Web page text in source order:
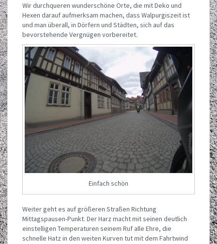
Wir durchqueren wunderschöne Orte, die mit Deko und
Hexen darauf aufmerksam machen, dass Walpurgiszeit ist
und man überall, in Dörfern und Städten, sich auf das
bevorstehende Vergnügen vorbereitet.
Einfach schön
Weiter geht es auf größeren Straßen Richtung
Mittagspausen-Punkt. Der Harz macht mit seinen deutlich
einstelligen Temperaturen seinem Ruf alle Ehre, die
schnelle Hatz in den weiten Kurven tut mit dem Fahrtwind